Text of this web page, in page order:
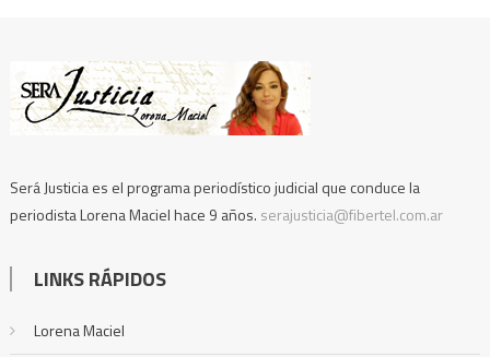
Será Justicia es el programa periodístico judicial que conduce la
periodista Lorena Maciel hace 9 años. serajusticia@fibertel.com.ar
LINKS RÁPIDOS
Lorena Maciel